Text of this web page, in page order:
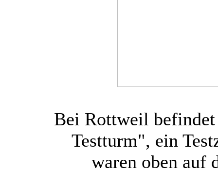
Bei Rottweil
Testturm", ein
waren oben auf